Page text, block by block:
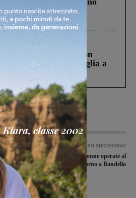
Lo schianto, il
sorpassi fra tir....
struttura di Castiglion
aveva ucciso la figlia a
serve
turno
Articolo successivo
Andos, associazione donne operate al
seno. Camminata intorno a Bandella